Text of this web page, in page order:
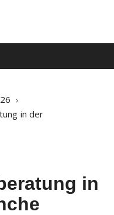
26
in der
in